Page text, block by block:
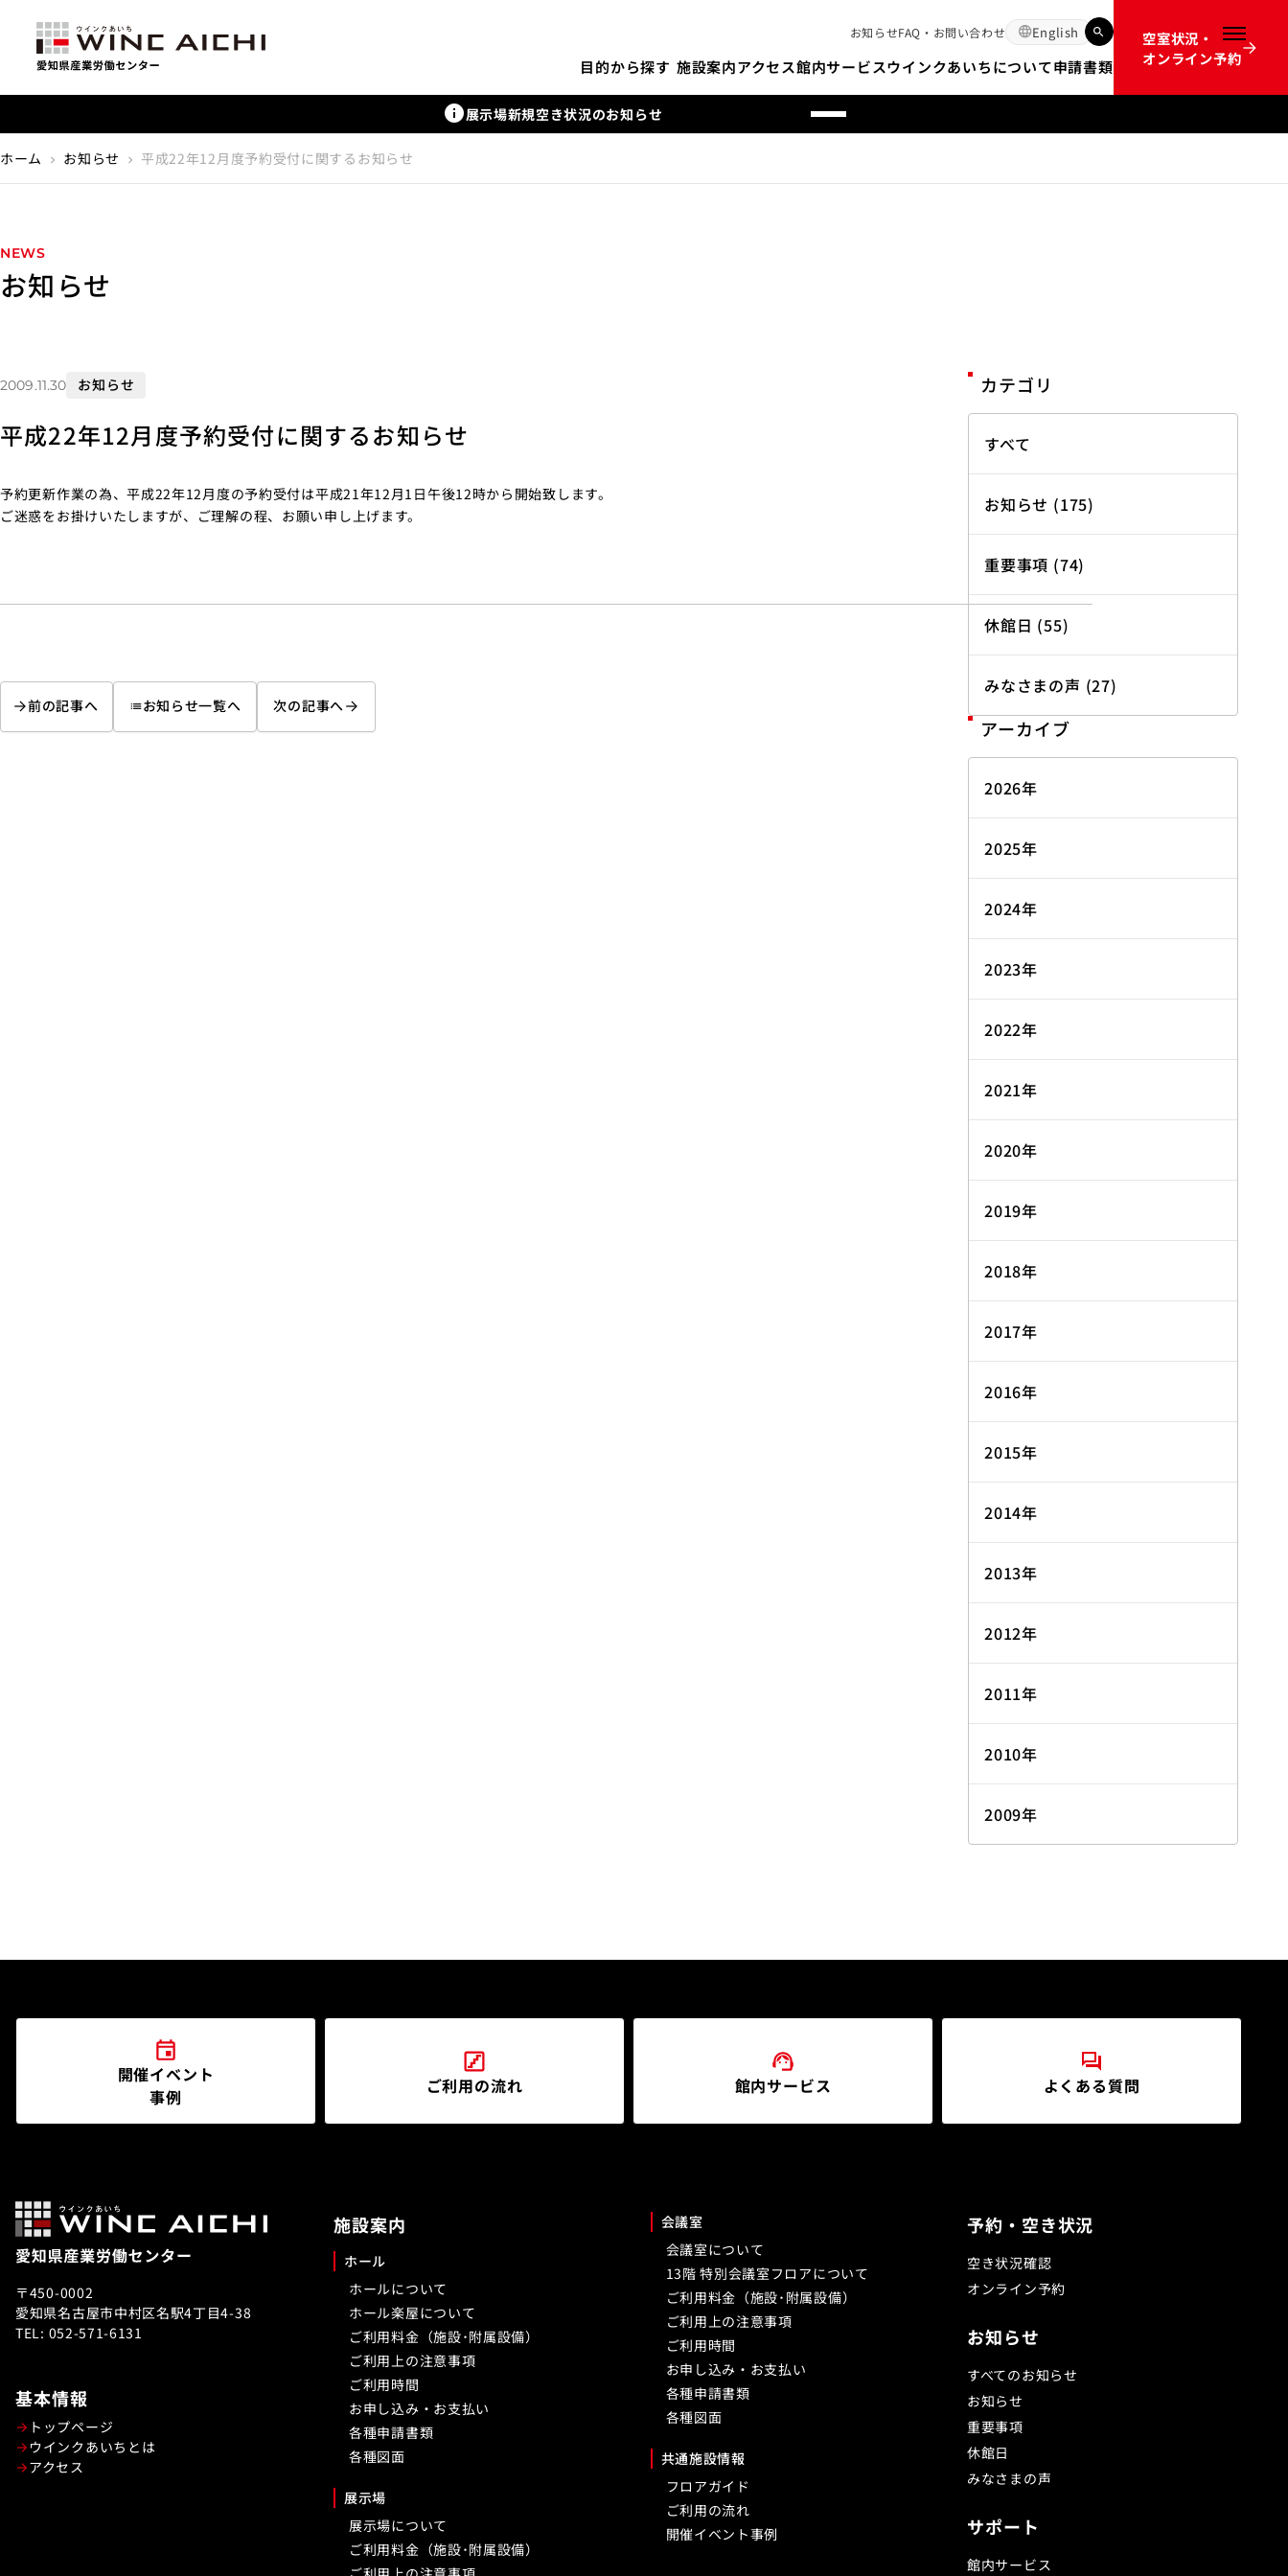
メニュー
お知らせFAQ・お問い合わせ English
目的から探す 施設案内アクセス館内サービスウインクあいちについて申請書類
空室状況・
オンライン予約
info展示場新規空き状況のお知らせ
ホーム chevron_right お知らせ chevron_right 平成22年12月度予約受付に関するお知らせ
NEWS
お知らせ
2009.11.30 お知らせ
平成22年12月度予約受付に関するお知らせ
予約更新作業の為、平成22年12月度の予約受付は平成21年12月1日午後12時から開始致します。
ご迷惑をお掛けいたしますが、ご理解の程、お願い申し上げます。
前の記事へ listお知らせ一覧へ 次の記事へ
カテゴリ
すべて
お知らせ (175)
重要事項 (74)
休館日 (55)
みなさまの声 (27)
アーカイブ
2026年
2025年
2024年
2023年
2022年
2021年
2020年
2019年
2018年
2017年
2016年
2015年
2014年
2013年
2012年
2011年
2010年
2009年
開催イベント
事例
ご利用の流れ 館内サービス よくある質問
〒450-0002
愛知県名古屋市中村区名駅4丁目4-38
TEL: 052-571-6131
基本情報
トップページ
ウインクあいちとは
アクセス
施設案内
ホール
ホールについて
ホール楽屋について
ご利用料金（施設･附属設備）
ご利用上の注意事項
ご利用時間
お申し込み・お支払い
各種申請書類
各種図面
展示場
展示場について
ご利用料金（施設･附属設備）
会議室
会議室について
13階 特別会議室フロアについて
ご利用料金（施設･附属設備）
ご利用上の注意事項
ご利用時間
お申し込み・お支払い
各種申請書類
各種図面
共通施設情報
フロアガイド
ご利用の流れ
開催イベント事例
予約・空き状況
空き状況確認
オンライン予約
お知らせ
すべてのお知らせ
お知らせ
重要事項
休館日
みなさまの声
サポート
館内サービス